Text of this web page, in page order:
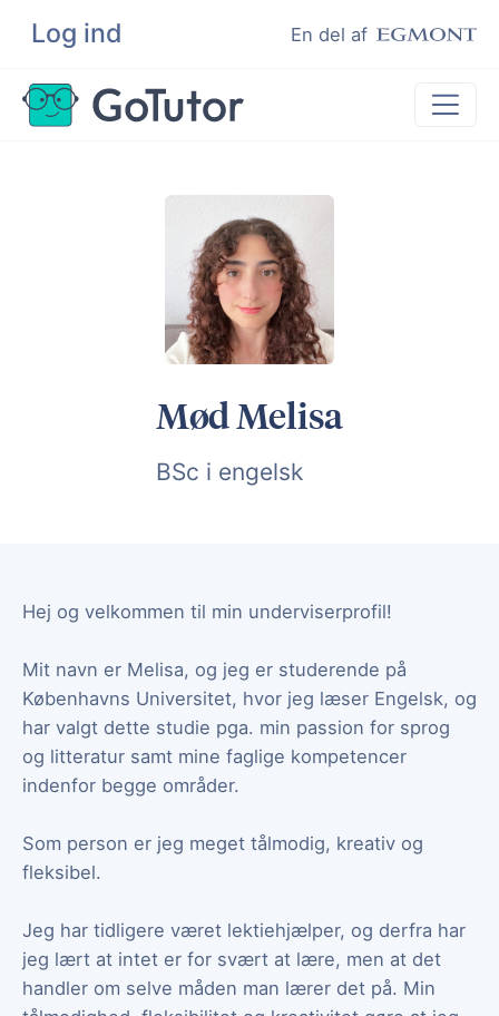
Log ind En del af
Søg
Lektiehjælp
Hjælp til ordblinde
Kundeudtalelser
Undervisere
Mød Melisa
BSc i engelsk
Hej og velkommen til min underviserprofil!
Mit navn er Melisa, og jeg er studerende på
Københavns Universitet, hvor jeg læser Engelsk, og
har valgt dette studie pga. min passion for sprog
og litteratur samt mine faglige kompetencer
indenfor begge områder.
Som person er jeg meget tålmodig, kreativ og
fleksibel.
Jeg har tidligere været lektiehjælper, og derfra har
jeg lært at intet er for svært at lære, men at det
handler om selve måden man lærer det på. Min